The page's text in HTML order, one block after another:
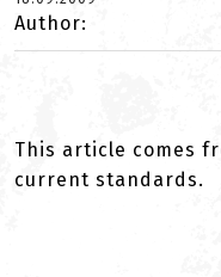
Author:
This article comes
current standards.